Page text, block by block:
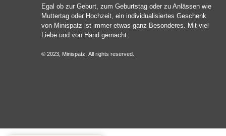
Egal ob zur Geburt, zum Geburtstag oder zu Anlässen wie
Muttertag oder Hochzeit, ein individualisiertes Geschenk
von Minispatz ist immer etwas ganz Besonderes. Mit viel
Liebe und von Hand gemacht.
© 2023, Minispatz. All rights reserved.